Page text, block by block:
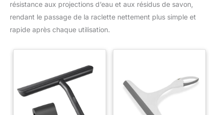
résistance aux projections d’eau et aux résidus de savon,
rendant le passage de la raclette nettement plus simple et
rapide après chaque utilisation.